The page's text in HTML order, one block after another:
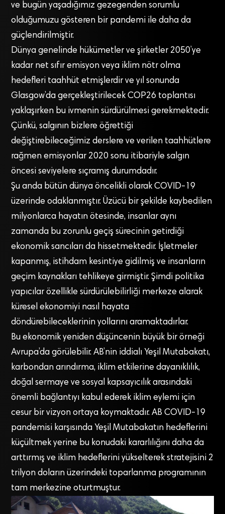
ve bugün yaşadığımız gezegenden sorumlu
olduğumuzu gösteren bir pandemi ile daha da
güçlendirilmiştir.
Dünya genelinde hükümetler ve şirketler 2050’ye
kadar net sıfır emisyon veya iklim nötr olma
hedefleri taahhüt etmişlerdir ve yıl sonunda
Glasgow’da gerçekleştirilecek COP26 toplantısı
yaklaşırken bu ivmenin sürdürülmesi gerekmektedir.
Çünkü, salgının bizlere öğrettiği
değiştirebileceğimiz derslere ve verilen taahhütlere
rağmen emisyonlar 2020 sonu itibariyle salgın
öncesi seviyelere sıçramış durumdadır.
Şu anda bütün dünya öncelikli olarak COVID-19
üzerinde odaklanmıştır. Üzücü bir şekilde kaybedilen
milyonlarca hayatın ötesinde, insanlar aynı
zamanda bu zorunlu geçiş sürecinin getirdiği
ekonomik sancıları da hissetmektedir. İşletmeler
kapanmış, istihdam kesintiye gidilmiş ve insanların
geçim kaynakları tehlikeye girmiştir. Şimdi politika
yapıcılar özellikle sürdürülebilirliği merkeze alarak
küresel ekonomiyi nasıl hayata
döndürebileceklerinin yollarını aramaktadırlar.
Bu ekonomik yeniden düşüncenin büyük bir örneği
Avrupa’da görülebilir. AB’nin iddialı Yeşil Mutabakatı,
karbondan arındırma, iklim etkilerine dayanıklılık,
doğal sermaye ve sosyal kapsayıcılık arasındaki
önemli bağlantıyı kabul ederek iklim eylemi için
cesur bir vizyon ortaya koymaktadır. AB COVID-19
pandemisi karşısında Yeşil Mutabakatın hedeflerini
küçültmek yerine bu konudaki kararlılığını daha da
arttırmış ve iklim hedeflerini yükselterek stratejisini 2
trilyon doların üzerindeki toparlanma programının
tam merkezine oturtmuştur.